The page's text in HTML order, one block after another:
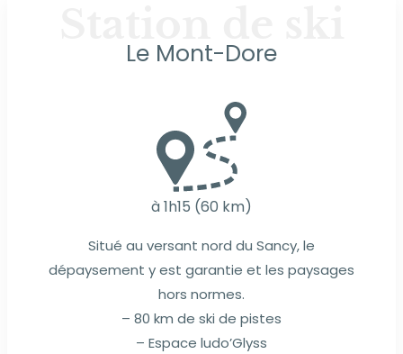
Le Mont-Dore
à 1h15 (60 km)
Situé au versant nord du Sancy, le
dépaysement y est garantie et les paysages
hors normes.
– 80 km de ski de pistes
– Espace ludo’Glyss